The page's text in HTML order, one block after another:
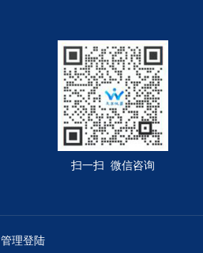
扫一扫 微信咨询
管理登陆